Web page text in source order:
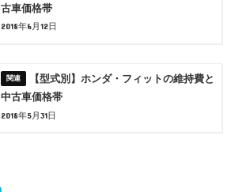
古車価格帯
2018年6月12日
【型式別】ホンダ・フィットの維持費と
中古車価格帯
2018年5月31日